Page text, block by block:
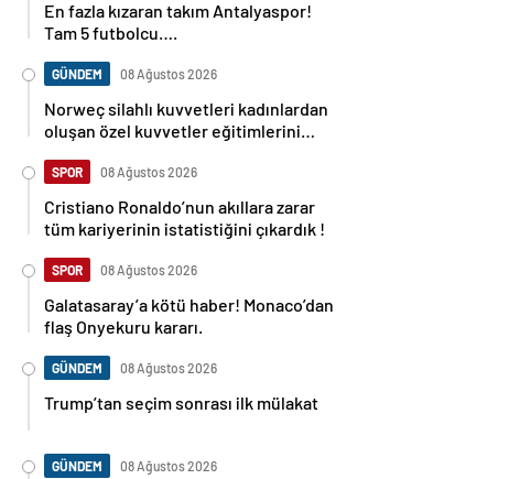
En fazla kızaran takım Antalyaspor!
Tam 5 futbolcu….
GÜNDEM 08 Ağustos 2026
Norweç silahlı kuvvetleri kadınlardan
oluşan özel kuvvetler eğitimlerini
SPOR 08 Ağustos 2026
Cristiano Ronaldo’nun akıllara zarar
tüm kariyerinin istatistiğini çıkardık !
SPOR 08 Ağustos 2026
Galatasaray’a kötü haber! Monaco’dan
flaş Onyekuru kararı.
GÜNDEM 08 Ağustos 2026
Trump’tan seçim sonrası ilk mülakat
GÜNDEM 08 Ağustos 2026